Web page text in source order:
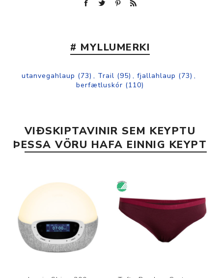
# MYLLUMERKI
utanvegahlaup (73) , Trail (95) , fjallahlaup (73) ,
berfætluskór (110)
VIÐSKIPTAVINIR SEM KEYPTU
ÞESSA VÖRU HAFA EINNIG KEYPT